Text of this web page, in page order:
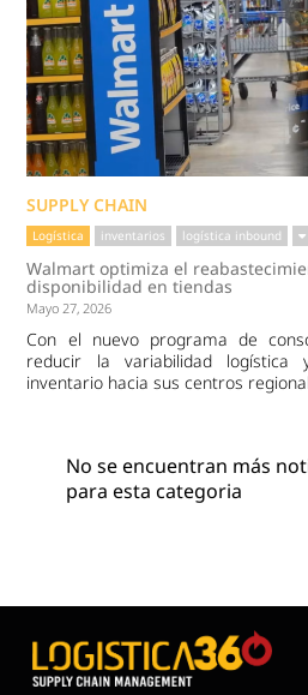
SUPPLY CHAIN
Logística inventarios logística inbound
Walmart optimiza el
disponibilidad en tiendas
Mayo 27, 2026
Con el nuevo programa de
reducir la variabilidad
inventario hacia sus centros
No se encuentran más
para esta categoria